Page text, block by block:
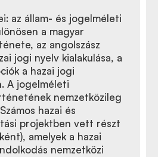
az állam- és jogelméleti
a magyar
az angolszász
jogi nyelv kialakulása, a
a hazai jogi
A jogelméleti
nemzetközileg
hazai és
projektben vett részt
amelyek a hazai
nemzetközi